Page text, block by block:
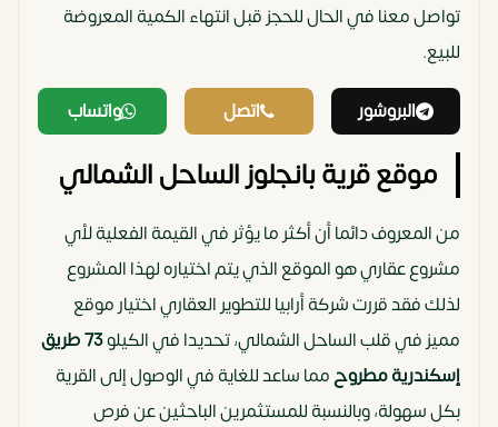
تواصل معنا في الحال للحجز قبل انتهاء الكمية المعروضة
للبيع.
البروشور اتصل واتساب
موقع قرية بانجلوز الساحل الشمالي
من المعروف دائما أن أكثر ما يؤثر في القيمة الفعلية لأي
مشروع عقاري هو الموقع الذي يتم اختياره لهذا المشروع
لذلك فقد قررت شركة أرابيا للتطوير العقاري اختيار موقع
مميز في قلب الساحل الشمالي، تحديدا في الكيلو73طريق
إسكندرية مطروحمما ساعد للغاية في الوصول إلى القرية
بكل سهولة، وبالنسبة للمستثمرين الباحثين عن فرص